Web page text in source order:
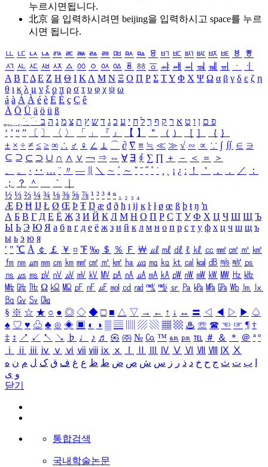
누르시면됩니다.
北京 을 입력하시려면 beijing을 입력하시고 space를 누르
시면 됩니다.
ㅥ ㅦ ㅧ ㅨ ㅩ ㅪ ㅫ ㅬ ㅭ ㅮ ㅯ ㅰ ㅱ ㅲ ㅳ ㅴ ㅵ ㅶ ㅷ ㅸ
ㅹ
ㅺ ㅻ ㅼ ㅽ ㅾ ㅿ ㆀ ㆁ ㆂ ㆃ ㆄ ㆅ ㆆ ㆇ ㆈ ㆉ ㆊ ㆋ ㆌ ㆍ
ㆎ
Α Β ΓΔ Ε Ζ Η Θ Ι ΚΛ Μ Ν Ξ Ο Π Ρ Σ ΤΥ Φ Χ Ψ Ω α β γ δ ε ζ η
θ ι κ λ μ ν ξ ο π ρ σ τ υ φ χ ψ ω
á à Á À é è É È ç Ç ê
Ä Ö Ü ä ö ü ß
ִֶֹ ֻּ ׁׂ פ ם ן ו ט א ר ק ף ך ל ח י ע כ ג ד ש ץ ת צ מ נ ה ב
‘ ’ “ ” 〔 〕 〈 〉 「 」 『 』 【 】 ＂ （ ） ［ ］ ｛ ｝
± × ÷ ≠ ≤ ≥ ∞ ∴ ♂ ♀ ∠ ⊥ ⌒ ∂ ∇ ≡ ≒ ≪ ≫ √ ∽ ∝ ∵ ∫ ∬ ∈ ∋
⊆ ⊇ ⊂ ⊃ ∪ ∩ ∧ ∨ ￢ ⇒ ⇔ ∀ ∃ ∮ ∑ ∏ ＋ － ＜ ＝
＞
、
。 · ‥ … ¨ 〃 ― ＼ ∼ ´ ～ ˇ ˘ ˝ ˚ ˙ ¸ ¡ ¿ ː ！ ＇ ， ． ／
：
；
？ ＾ ｀
½ ⅓ ⅔ ¼ ¾ ⅛ ⅜ ⅝ ⅞ ¹ ² ³ ⁴ ⁿ ₁ ₂ ₃ ₄
Æ Ð Ħ Ĳ Ł Ø Œ Þ Ŧ Ŋ æ đ ð ħ ı ĳ ĸ ŀ ł ø œ ß þ ŧ ŋ ŉ
А Б В Г Д Е Ё Ж З И Й К Л М Н О П Р С Т У Ф Х Ц Ч Ш Щ Ъ
Ы Ь Э Ю Я а б в г д е ё ж з и й к л м н о п р с т у ф х ц ч ш щ ъ
ы ь э ю я
′ ″ ℃ Å ￠ ￡ ￥ ¤ ℉ ‰ ＄ ％ Ｆ ￦ ㎕ ㎖ ㎗ ℓ ㎘ ㏄ ㎣ ㎤ ㎥ ㎦
㎙ ㎚ ㎛ ㎜ ㎝ ㎞ ㎟ ㎠ ㎡ ㎢ ㏊ ㎍ ㎎ ㎏ ㏏ ㎈ ㎉ ㏈ ㎧ ㎨ ㎰
㎱ ㎲ ㎳ ㎴ ㎵ ㎶ ㎷ ㎸ ㎹ ㎀ ㎁ ㎂ ㎃ ㎄ ㎺ ㎻ ㎽ ㎾ ㎿ ㎐ ㎑
㎒ ㎓ ㎔ Ω ㏀ ㏁ ㎊ ㎋ ㎌ ㏖ ㏅ ㎭ ㎮ ㎯ ㏛ ㎩ ㎪ ㎫ ㎬ ㏝ ㏐
㏓
㏃ ㏉ ㏜ ㏆
§ ※ ☆ ★ ○ ● ◎ ◇ ◆ □ ■ △ ▽ → ← ↑ ↓ ↔ 〓 ◁ ◀ ▷ ▶ ♤
♠ ♡ ♥ ♧ ♣ ⊙ ◈ ▣ ◐ ◑ ▒ ▤ ▨ ▧ ▦ ▩ ♨ ☏ ☎ ☜ ☞ ¶ †
‡ ↕ ↗ ↙ ↖ ↘ ♭ ♩ ♪ ♬ ㉿ ㈜ № ㏇ ™ ㏂ ㏘ ℡ ＃ ＆ ＊ ＠ ª º
ⅰ
ⅱ ⅲ ⅳ ⅴ ⅵ ⅶ ⅷ ⅸ ⅹ Ⅳ Ⅴ Ⅵ Ⅶ Ⅷ Ⅸ Ⅹ
ب ت ث ج ح خ د ذ ر ز س ش ص ض ط ظ ع غ ف ق ک ل م ن ه
و ی
닫기
통합검색
국내학술논문